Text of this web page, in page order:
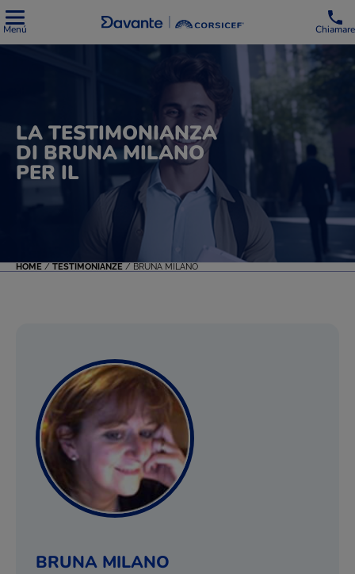
Menú Chiamare
LA TESTIMONIANZA
DI BRUNA MILANO
PER IL
HOME / TESTIMONIANZE / BRUNA MILANO
BRUNA MILANO